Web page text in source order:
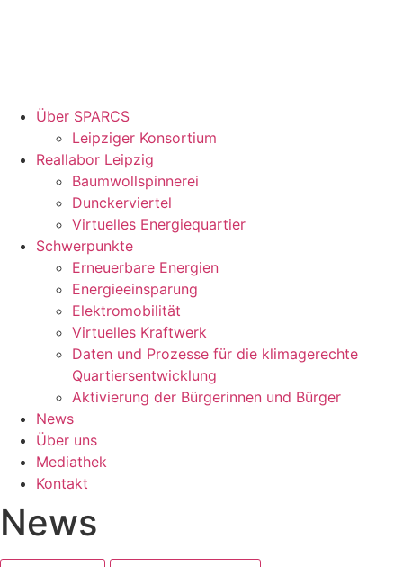
Über SPARCS
Leipziger Konsortium
Reallabor Leipzig
Baumwollspinnerei
Dunckerviertel
Virtuelles Energiequartier
Schwerpunkte
Erneuerbare Energien
Energieeinsparung
Elektromobilität
Virtuelles Kraftwerk
Daten und Prozesse für die klimagerechte
Quartiersentwicklung
Aktivierung der Bürgerinnen und Bürger
News
Über uns
Mediathek
Kontakt
News